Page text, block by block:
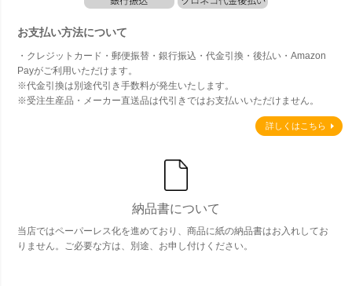
お支払い方法について
・クレジットカード・郵便振替・銀行振込・代金引換・後払い・Amazon
Payがご利用いただけます。
※代金引換は別途代引き手数料が発生いたします。
※受注生産品・メーカー直送品は代引きではお支払いいただけません。
詳しくはこちら
納品書について
当店ではペーパーレス化を進めており、商品に紙の納品書はお入れしてお
りません。ご必要な方は、別途、お申し付けください。